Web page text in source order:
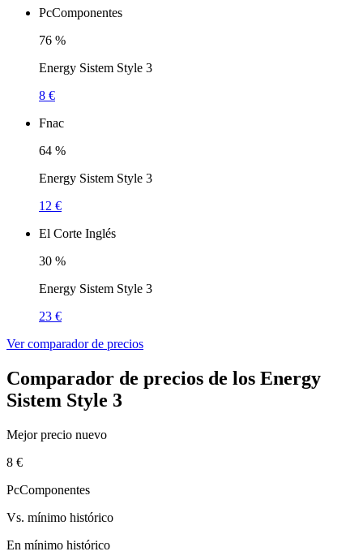
PcComponentes
76 %
Energy Sistem Style 3
8 €
Fnac
64 %
Energy Sistem Style 3
12 €
El Corte Inglés
30 %
Energy Sistem Style 3
23 €
Ver comparador de precios
Comparador de precios de los Energy
Sistem Style 3
Mejor precio nuevo
8 €
PcComponentes
Vs. mínimo histórico
En mínimo histórico